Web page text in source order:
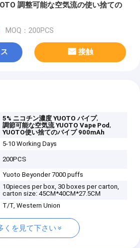
調整可能な空気流の使い捨ての
MOQ：200PCS
接触
5% ニコチン濃度 YUOTO バイプ,
調節可能な空気流 YUOTO Vape Pod,
YUOTO使い捨てのバイプ 900mAh
5-10 Working Days
200PCS
Yuoto Beyonder 7000 puffs
10pieces per box, 30 boxes per carton,
carton size: 45CM*40CM*27.5CM
T/T, Western Union
くを見て下さい